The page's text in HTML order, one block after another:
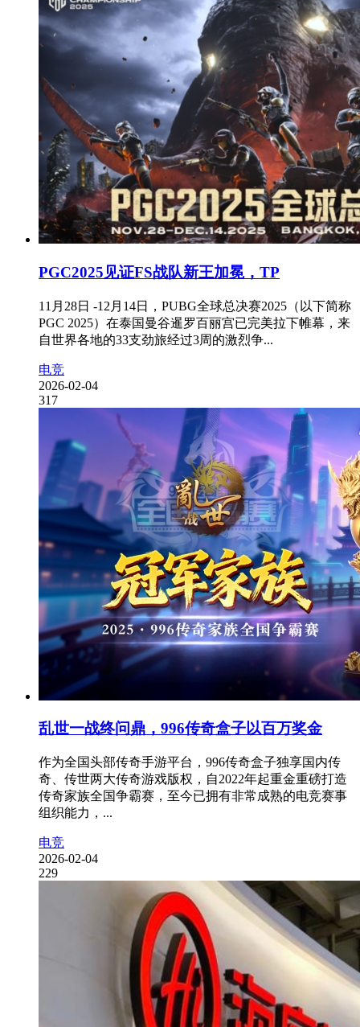
PGC2025见证FS战队新王加冕，TP
11月28日 -12月14日，PUBG全球总决赛2025（以下简称
PGC 2025）在泰国曼谷暹罗百丽宫已完美拉下帷幕，来
自世界各地的33支劲旅经过3周的激烈争...
电竞
2026-02-04
317
乱世一战终问鼎，996传奇盒子以百万奖金
作为全国头部传奇手游平台，996传奇盒子独享国内传
奇、传世两大传奇游戏版权，自2022年起重金重磅打造
传奇家族全国争霸赛，至今已拥有非常成熟的电竞赛事
组织能力，...
电竞
2026-02-04
229